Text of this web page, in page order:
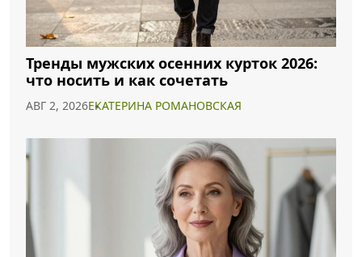
Тренды мужских осенних курток 2026:
что носить и как сочетать
АВГ 2, 2026ЕКАТЕРИНА РОМАНОВСКАЯ